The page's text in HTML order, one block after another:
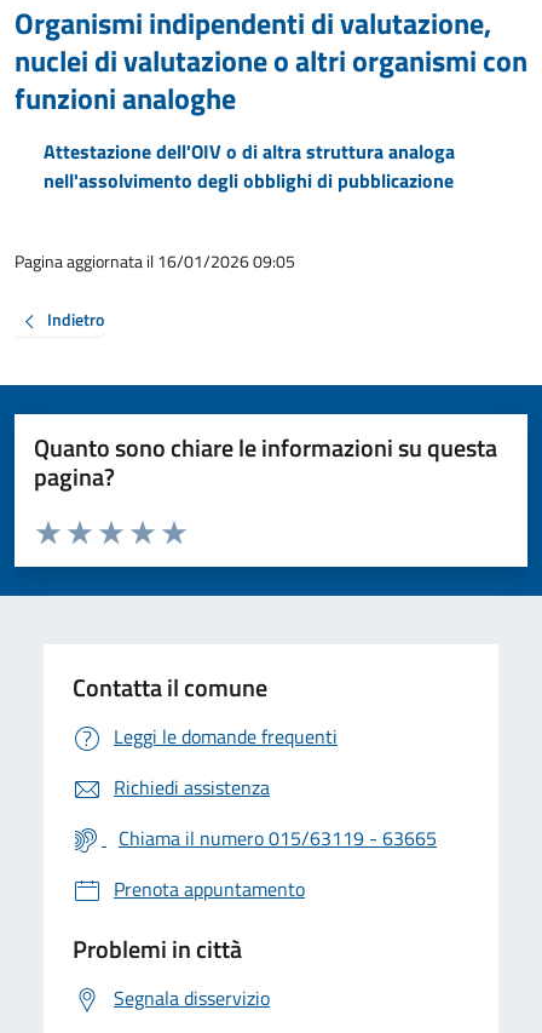
Organismi indipendenti di valutazione,
nuclei di valutazione o altri organismi con
funzioni analoghe
Attestazione dell'OIV o di altra struttura analoga
nell'assolvimento degli obblighi di pubblicazione
Pagina aggiornata il 16/01/2026 09:05
Indietro
Quanto sono chiare le informazioni su questa
pagina?
Valuta da 1 a 5 stelle la pagina
Valuta 5 stelle su 5
Valuta 4 stelle su 5
Valuta 3 stelle su 5
Valuta 2 stelle su 5
Valuta 1 stelle su 5
Contatta il comune
Leggi le domande frequenti
Richiedi assistenza
Chiama il numero 015/63119 - 63665
Prenota appuntamento
Problemi in città
Segnala disservizio